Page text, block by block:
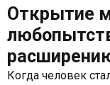
Открытие
Когда человек